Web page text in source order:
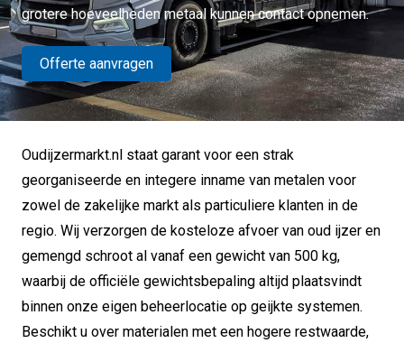
grotere hoeveelheden metaal kunnen contact opnemen.
Offerte aanvragen
Oudijzermarkt.nl staat garant voor een strak
georganiseerde en integere inname van metalen voor
zowel de zakelijke markt als particuliere klanten in de
regio. Wij verzorgen de kosteloze afvoer van oud ijzer en
gemengd schroot al vanaf een gewicht van 500 kg,
waarbij de officiële gewichtsbepaling altijd plaatsvindt
binnen onze eigen beheerlocatie op geijkte systemen.
Beschikt u over materialen met een hogere restwaarde,